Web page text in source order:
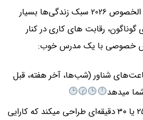
در سال های اخیر علی الخصوص 2026 سبک زندگی‌ها بسیار
گوناگون، رقابت های کاری در کنار
خصوصی با یک مدرس خوب:
شناور (شب‌ها، آخر هفته، قبل
میدهد
جلسات کوتاه‌تر ۲۵ یا ۳۰ دقیقه‌ای طراحی میکند که کارایی